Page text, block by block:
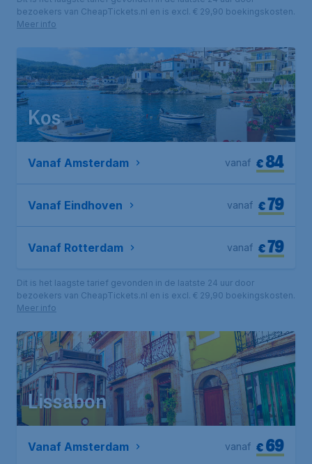
bezoekers van CheapTickets.nl en is excl. € 29,90 boekingskosten.
Meer info
Kos
Vanaf Amsterdam €84
vanaf
Vanaf Eindhoven €79
vanaf
Vanaf Rotterdam €79
vanaf
Dit is het laagste tarief gevonden in de laatste 24 uur door
bezoekers van CheapTickets.nl en is excl. € 29,90 boekingskosten.
Meer info
Lissabon
Vanaf Amsterdam €69
vanaf